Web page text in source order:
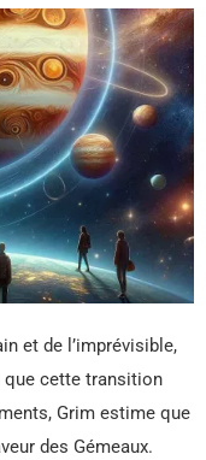
et de l’imprévisible,
que cette transition
Grim estime que
des Gémeaux.